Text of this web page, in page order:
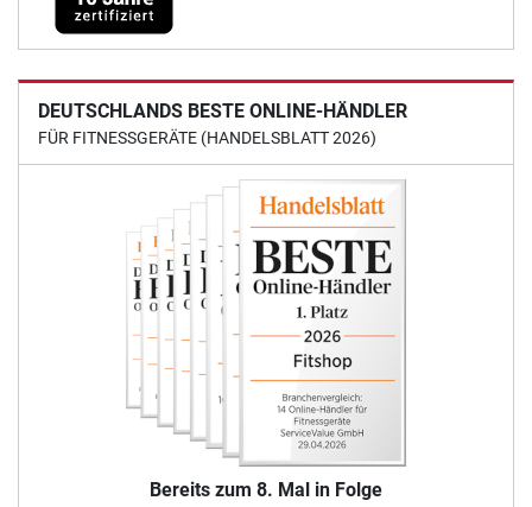
DEUTSCHLANDS BESTE ONLINE-HÄNDLER
FÜR FITNESSGERÄTE (HANDELSBLATT 2026)
Bereits zum 8. Mal in Folge